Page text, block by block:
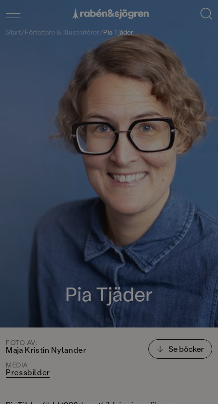
Start/Författare & illustratörer/Pia Tjäder
Pia Tjäder
FOTO AV:
Maja Kristin Nylander
MEDIA
Pressbilder
Se böcker